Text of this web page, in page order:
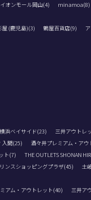
イオンモール岡山(4)
minamoa(8)
屋 (鹿児島)(3) 鶴屋百貨店(9)
浜ベイサイド(23)
三井アウトレ
入間(25) 酒々井プレミアム・ア
ト(7)
THE OUTLETS SHONAN
ンスショッピングプラザ(45)
土
アム・アウトレット(40)
三井ア